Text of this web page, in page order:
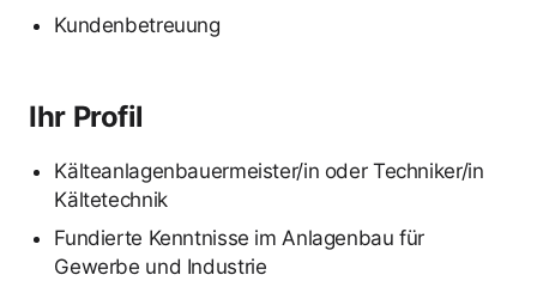
Kundenbetreuung
Ihr Profil
Kälteanlagenbauermeister/in oder Techniker/in
Kältetechnik
Fundierte Kenntnisse im Anlagenbau für
Gewerbe und Industrie